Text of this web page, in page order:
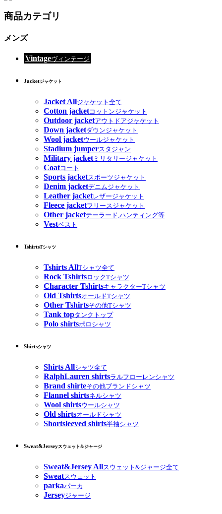
商品カテゴリ
メンズ
Vintageヴィンテージ
Jacketジャケット
Jacket Allジャケット全て
Cotton jacketコットンジャケット
Outdoor jacketアウトドアジャケット
Down jacketダウンジャケット
Wool jacketウールジャケット
Stadium jumperスタジャン
Military jacketミリタリージャケット
Coatコート
Sports jacketスポーツジャケット
Denim jacketデニムジャケット
Leather jacketレザージャケット
Fleece jacketフリースジャケット
Other jacketテーラード,ハンティング等
Vestベスト
TshirtsTシャツ
Tshirts AllTシャツ全て
Rock TshirtsロックTシャツ
Character TshirtsキャラクターTシャツ
Old TshirtsオールドTシャツ
Other Tshirtsその他Tシャツ
Tank topタンクトップ
Polo shirtsポロシャツ
Shirtsシャツ
Shirts Allシャツ全て
RalphLauren shirtsラルフローレンシャツ
Brand shirteその他ブランドシャツ
Flannel shirtsネルシャツ
Wool shirtsウールシャツ
Old shirtsオールドシャツ
Shortsleeved shirts半袖シャツ
Sweat&Jerseyスウェット&ジャージ
Sweat&Jersey Allスウェット&ジャージ全て
Sweatスウェット
parkaパーカ
Jerseyジャージ